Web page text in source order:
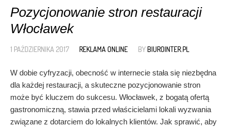
Pozycjonowanie stron restauracji
Włocławek
1 PAŹDZIERNIKA 2017 REKLAMA ONLINE BYBIUROINTER.PL
W dobie cyfryzacji, obecność w internecie stała się niezbędna
dla każdej restauracji, a skuteczne pozycjonowanie stron
może być kluczem do sukcesu. Włocławek, z bogatą ofertą
gastronomiczną, stawia przed właścicielami lokali wyzwania
związane z dotarciem do lokalnych klientów. Jak sprawić, aby